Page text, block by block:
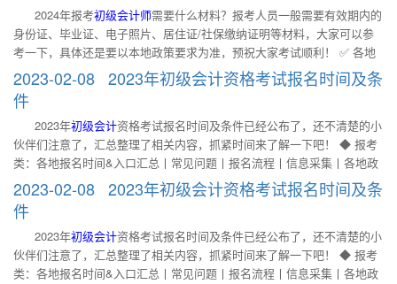
单位，可以在工作单位一栏中填写“无”就可以了，同时报名信息表上也不
需要盖章。有工作单位的考生，要如实填写。 三、初级会计考试报名后
怎么学？ 要重视教材，把握好教材上的内容。学练结合，要做到在学习
教材上的内容的同时也要多做题，这样能巩固知识点，也
历。2024年初级会计职称报名简章已公布，具体报名条件如下： (一)报名
参加会计资格考试的人员，应具备下列基本条件： 1. 遵守《中华人民共
和国会计法》和国家统一的会计制度等法律法规。 2. 具备良好的职业道
德，无严重违反财经纪律的行为。 3. 热爱会计工作，具备相应的会计专
业知识和业务技能。 (二)报名参加初级资格考试的人员，除具备基本条件
外，还必须具备高中毕业(含高中、中专、职高和技校)及以上学历。 二、
高中毕业证丢失是否可以报考初级会计职称考试？ 如果您不是在读大学
生，而且你的学历为高中毕业。建议：如果考生的高中毕业证书丢失，先
联系报名所在地会计管理部门询问是否可以开具证明参加考试，之后根据
情况再联系学校开具证明或补办证书。 三、初级会计职称不同批
2024年报考初级会计师需要什么材料？报考人员一般需要有效期内的
身份证、毕业证、电子照片、居住证/社保缴纳证明等材料，大家可以参
考一下，具体还是要以本地政策要求为准，预祝大家考试顺利！ ✅ 各地
报名时间&入口汇总 ✅ 报名流程 ✅ 报考常见问题 ✅ 各地政策查询 ✅ 辅
导教材 一、2024年报考初级会计师需要什么材料？ 2024年初级会计报名
简章已发布，报考人员一般需要有效期内的身份证、毕业证、电子照片、
居住证/社保缴纳证明等材料，大家可以参考一下，提前准备好初级会计
师报名材料。 二、初级会计师考试教材每年都变化吗？ 每年的初级会计
教材都会根据最新的动态政策有所更新，但是一般来讲教材的变化并不
大。各位考生要重点学习教材中变化的内容，因为变化的内容很有可能成
为考试重点。 三、初级会计师备考如何高效记笔记？ 整理好框架，避免
越记越乱。在学习新内容前，做好预习，了解知识点框架，这样听课中记
笔记就会有整体思路，有侧重点的记录。 常使用笔记，持续更新内容。
大家做好的笔记，不能记录完就不管了，要充分利用起来，在复习时可以
帮助大家快速梳理出重点内容，还要记得边学边更新哦。 说明：因考试
2023-02-08 2023年初级会计资格考试报名时间及条
件
2023年初级会计资格考试报名时间及条件已经公布了，还不清楚的小
伙伴们注意了，汇总整理了相关内容，抓紧时间来了解一下吧！ ◆ 报考
类：各地报名时间&入口汇总丨常见问题丨报名流程丨信息采集丨各地政
策查询 ◆ 备考类：考试大纲丨学习计划丨免费试听丨教材变化丨书课包
一、2023年 初级会计资格考试报名时间及条件 2023年初级会计报名时间
为2月7日至2月28日，2023年初级会计报名条件如下： （一）报名参加会
计资格考试的人员，应具备下列基本条件： 1.遵守《中华人民共和国会计
法》和国家统一的会计制度等法律法规。 2.具备良好的职业道德，无严重
违反财经纪律的行为。 3.热爱会计工作，具备相应的会计专业知识和业务
2023-02-08 2023年初级会计资格考试报名时间及条
件
2023年初级会计资格考试报名时间及条件已经公布了，还不清楚的小
伙伴们注意了，汇总整理了相关内容，抓紧时间来了解一下吧！ ◆ 报考
类：各地报名时间&入口汇总丨常见问题丨报名流程丨信息采集丨各地政